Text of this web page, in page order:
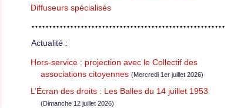
Diffuseurs spécialisés
Actualité :
Hors-service : projection avec le Collectif des
associations citoyennes (Mercredi 1er juillet 2026)
L’Écran des droits : Les Balles du 14 juillet 1953
(Dimanche 12 juillet 2026)